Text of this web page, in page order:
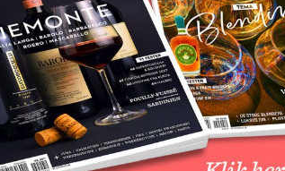
ligge på sydkysten lige uden for byen Port
nu bekræftet. Navnet kommer fra en
”stedet hvor kilden løber”. Det er
med moderne teknologi på det nye
som er gulvmaltet på stedet. Det er
Der vil blive bygget 14 huse for